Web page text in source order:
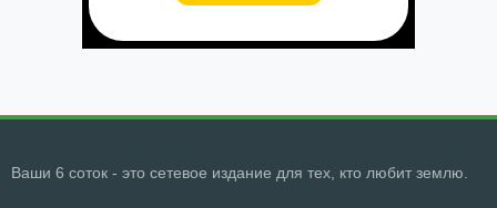
Ваши 6 соток - это сетевое издание для тех, кто любит землю.